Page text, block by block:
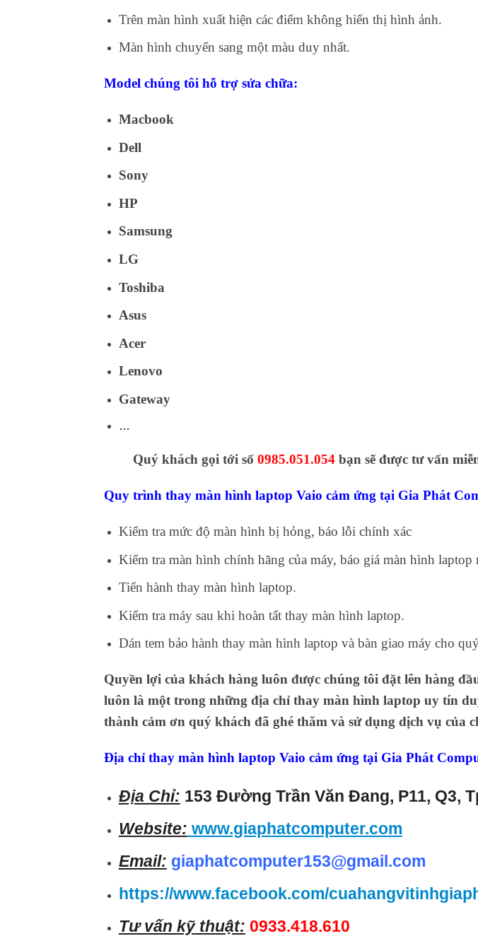
Trên màn hình xuất hiện các điểm không hiển thị hình ảnh.
Màn hình chuyển sang một màu duy nhất.
Model chúng tôi hỗ trợ sửa chữa:
Macbook
Dell
Sony
HP
Samsung
LG
Toshiba
Asus
Acer
Lenovo
Gateway
…
Quý khách gọi tới số0985.051.054 bạn sẽ được tư vấn
Quy trình thay màn hình laptop Vaio cảm ứng tại Gia Phát
Kiểm tra mức độ màn hình bị hỏng, báo lỗi chính xác
Kiểm tra màn hình chính hãng của máy, báo giá màn hình laptop
Tiến hành thay màn hình laptop.
Kiểm tra máy sau khi hoàn tất thay màn hình laptop.
Dán tem bảo hành thay màn hình laptop và bàn giao máy cho
Quyền lợi của khách hàng luôn được chúng tôi đặt lên hàng
luôn là một trong những địa chỉ thay màn hình laptop uy tín
thành cảm ơn quý khách đã ghé thăm và sử dụng dịch vụ của
Địa chỉ thay màn hình laptop Vaio cảm ứng tại Gia Phát
Địa Chỉ: 153 Đường Trần Văn Đang, P11, Q3,
Website: www.giaphatcomputer.com
Email: giaphatcomputer153@gmail.com
https://www.facebook.com/
Tư vấn kỹ thuật: 0933.418.610